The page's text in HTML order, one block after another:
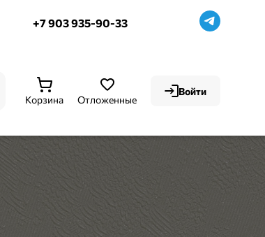
+7 903 935-90-33
Отложенные
Корзина
Войти